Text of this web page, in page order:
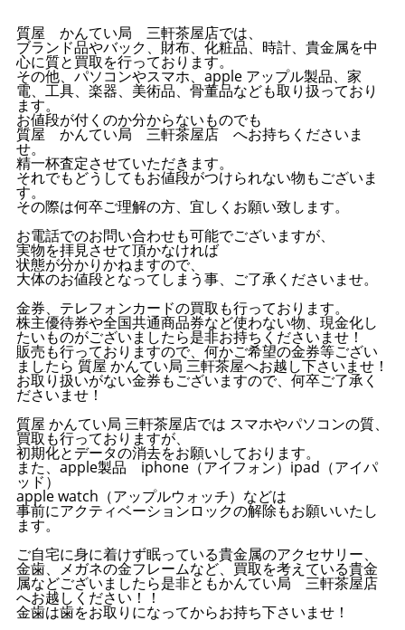
質屋 かんてい局 三軒茶屋店では、
ブランド品やバック、財布、化粧品、時計、貴金属を中
心に質と買取を行っております。
その他、パソコンやスマホ、apple アップル製品、家
電、工具、楽器、美術品、骨董品なども取り扱っており
ます。
お値段が付くのか分からないものでも
質屋 かんてい局 三軒茶屋店 へお持ちくださいま
せ。
精一杯査定させていただきます。
それでもどうしてもお値段がつけられない物もございま
す。
その際は何卒ご理解の方、宜しくお願い致します。
お電話でのお問い合わせも可能でございますが、
実物を拝見させて頂かなければ
状態が分かりかねますので、
大体のお値段となってしまう事、ご了承くださいませ。
金券、テレフォンカードの買取も行っております。
株主優待券や全国共通商品券など使わない物、現金化し
たいものがございましたら是非お持ちくださいませ！
販売も行っておりますので、何かご希望の金券等ござい
ましたら 質屋 かんてい局 三軒茶屋へお越し下さいませ！
お取り扱いがない金券もございますので、何卒ご了承く
ださいませ！
質屋 かんてい局 三軒茶屋店では スマホやパソコンの質、
買取も行っておりますが、
初期化とデータの消去をお願いしております。
また、apple製品 iphone（アイフォン）ipad（アイパ
ッド）
apple watch（アップルウォッチ）などは
事前にアクティベーションロックの解除もお願いいたし
ます。
ご自宅に身に着けず眠っている貴金属のアクセサリー、
金歯、メガネの金フレームなど、買取を考えている貴金
属などございましたら是非ともかんてい局 三軒茶屋店
へお越しください！！
金歯は歯をお取りになってからお持ち下さいませ！